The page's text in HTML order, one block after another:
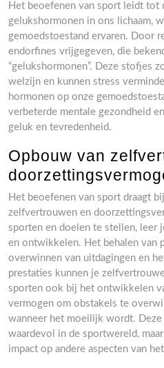
Het beoefenen van sport leidt tot
gelukshormonen in ons lichaam,
gemoedstoestand ervaren. Door
endorfines vrijgegeven, die
“gelukshormonen”. Deze stofjes
welzijn en kunnen stress
hormonen op onze
verbeterde mentale gezondheid
geluk en tevredenheid.
Opbouw van
Het beoefenen van sport draagt
zelfvertrouwen en
sporten en doelen te stellen, leer
en ontwikkelen. Het behalen van
overwinnen van uitdagingen en
prestaties kunnen je
sporten ook bij het ontwikkelen
vermogen om obstakels te
wanneer het moeilijk wordt.
waardevol in de sportwereld,
impact op andere aspecten van